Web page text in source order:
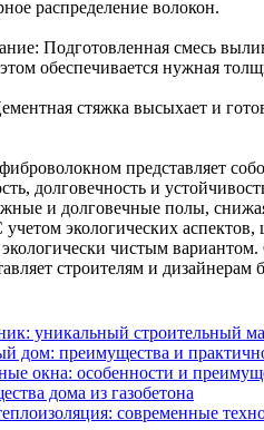
распределение волокон.
Подготовленная смесь
обеспечивается нужная
стяжка высыхает и
представляет
долговечность и
и долговечные полы,
экологических
чистым
строителям и
уникальный строительный
дом: преимущества и
окна: особенности и
дома из газобетона
современные